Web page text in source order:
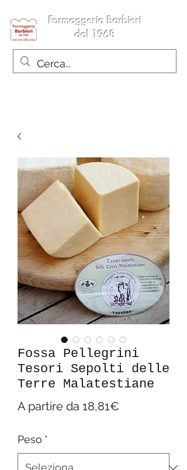
Formaggeria Barbieri
dal 1968
Fossa Pellegrini
Tesori Sepolti delle
Terre Malatestiane
A partire da 18,81€
Peso *